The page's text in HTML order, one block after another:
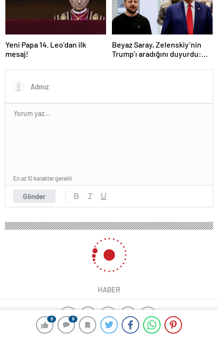
0 0
Yeni Papa 14. Leo’dan ilk
mesaj!
Beyaz Saray, Zelenskiy’nin
Trump’ı aradığını duyurdu:
oldu”
Gönder
En az 10 karakter gerekli
HABER
yangın algılama sistemleri